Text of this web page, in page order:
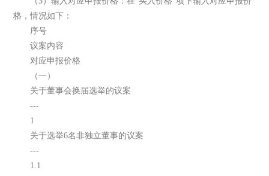
格，情况如下：
序号
议案内容
对应申报价格
（一）
关于董事会换届选举的议案
---
1
关于选举6名非独立董事的议案
---
1.1